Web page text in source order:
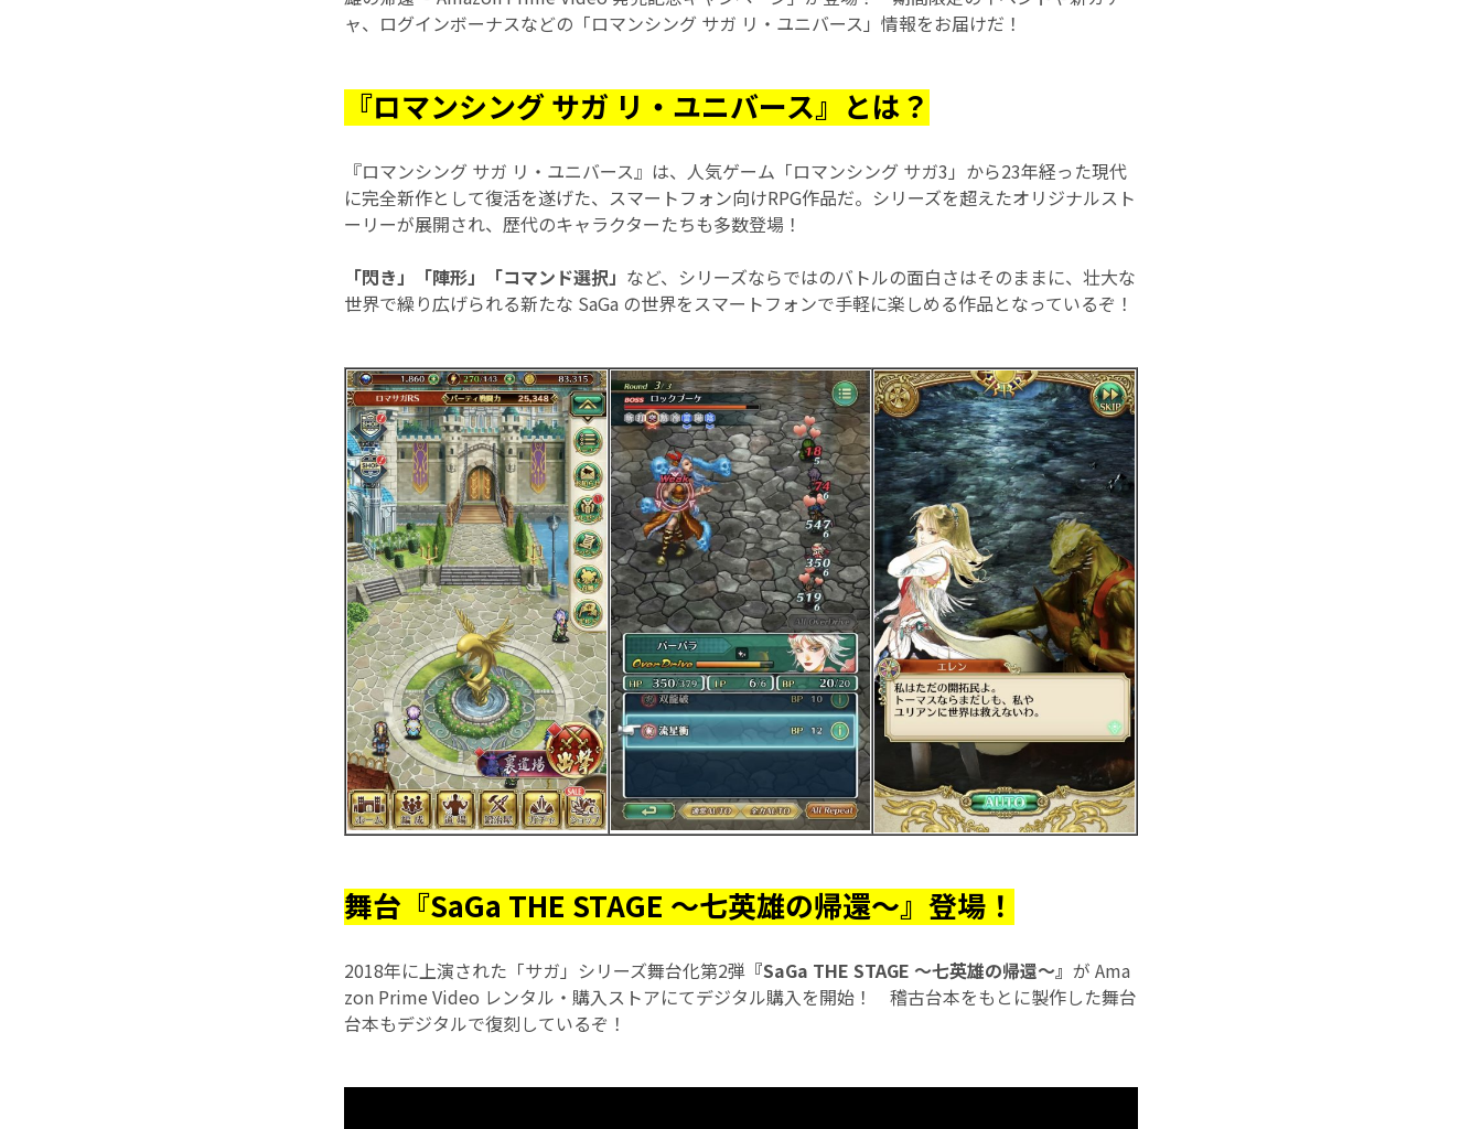
ャ、ログインボーナスなどの「ロマンシング サガ リ・ユニバース」情報をお届けだ！
『ロマンシング サガ リ・ユニバース』とは？
『ロマンシング サガ リ・ユニバース』は、人気ゲーム「ロマンシング サガ3」から23年経った現代
に完全新作として復活を遂げた、スマートフォン向けRPG作品だ。シリーズを超えたオリジナルスト
ーリーが展開され、歴代のキャラクターたちも多数登場！
「閃き」「陣形」「コマンド選択」 など、シリーズならではのバトルの面白さはそのままに、壮大な
世界で繰り広げられる新たな SaGa の世界をスマートフォンで手軽に楽しめる作品となっているぞ！
舞台『SaGa THE STAGE 〜七英雄の帰還〜』登場！
2018年に上演された「サガ」シリーズ舞台化第2弾 『SaGa THE STAGE 〜七英雄の帰還〜』 が Ama
zon Prime Video レンタル・購入ストアにてデジタル購入を開始！ 稽古台本をもとに製作した舞台
台本もデジタルで復刻しているぞ！